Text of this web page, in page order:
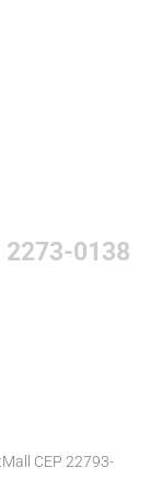
2273-0138
CEP 22793-